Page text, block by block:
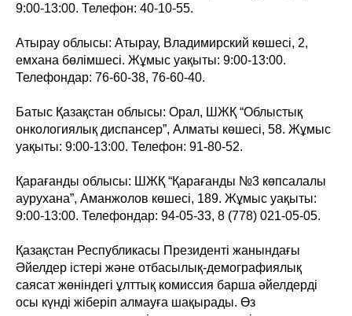
9:00-13:00. Телефон: 40-10-55.
Атырау облысы: Атырау, Владимирский көшесі, 2,
емхана бөлімшесі. Жұмыс уақыты: 9:00-13:00.
Телефондар: 76-60-38, 76-60-40.
Батыс Қазақстан облысы: Орал, ШЖҚ “Облыстық
онкологиялық диспансер”, Алматы көшесі, 58. Жұмыс
уақыты: 9:00-13:00. Телефон: 91-80-52.
Қарағанды облысы: ШЖҚ “Қарағанды №3 көпсалалы
аурухана”, Аманжолов көшесі, 189. Жұмыс уақыты:
9:00-13:00. Телефондар: 94-05-33, 8 (778) 021-05-05.
Қазақстан Республикасы Президенті жанындағы
Әйелдер істері және отбасылық-демографиялық
саясат жөніндегі ұлттық комиссия барша әйелдерді
осы күнді жіберіп алмауға шақырады. Өз